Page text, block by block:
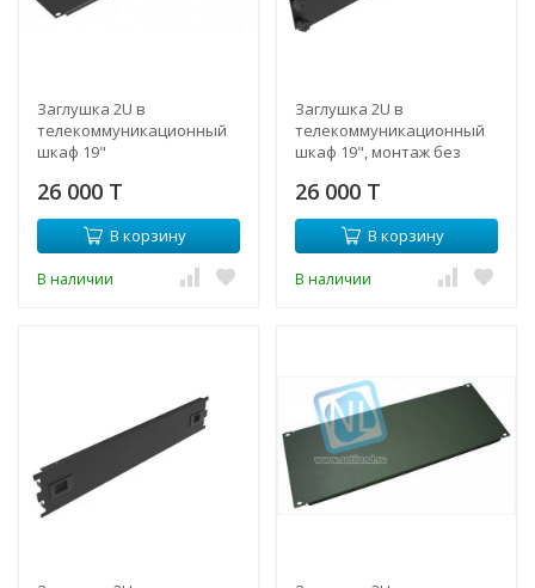
Заглушка 2U в
телекоммуникационный
шкаф 19"
26 000 T
В корзину
В наличии
Заглушка 2U в
телекоммуникационный
шкаф 19", монтаж без
26 000 T
В корзину
В наличии